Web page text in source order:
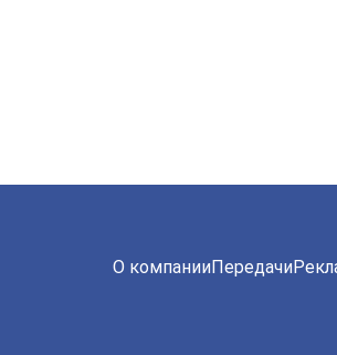
О компанииПередачи